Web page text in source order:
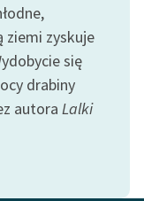
ziemi zyskuje
się
drabiny
autora Lalki